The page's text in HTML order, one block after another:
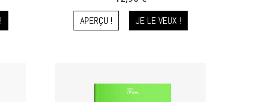
APERÇU ! JE LE VEUX !